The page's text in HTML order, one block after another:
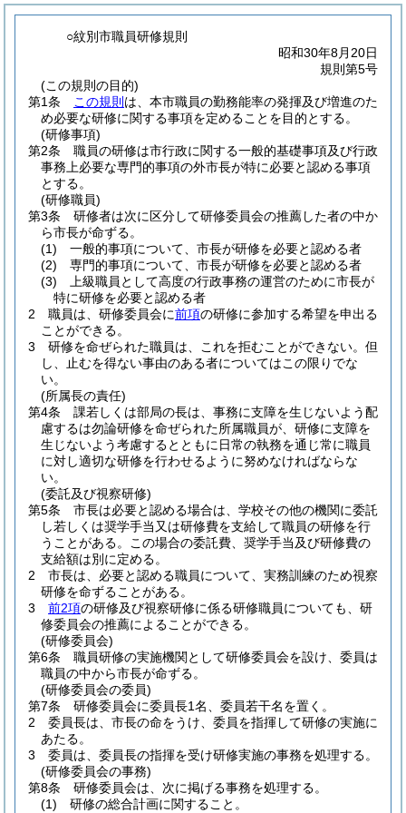
○紋別市職員研修規則
昭和30年8月20日
規則第5号
(この規則の目的)
第1条
この規則 は、本市職員の勤務能率の発揮及び増進のた
め必要な研修に関する事項を定めることを目的とする。
(研修事項)
第2条
職員の研修は市行政に関する一般的基礎事項及び行政
事務上必要な専門的事項の外市長が特に必要と認める事項
とする。
(研修職員)
第3条
研修者は次に区分して研修委員会の推薦した者の中か
ら市長が命ずる。
(1)
一般的事項について、市長が研修を必要と認める者
(2)
専門的事項について、市長が研修を必要と認める者
(3)
上級職員として高度の行政事務の運営のために市長が
特に研修を必要と認める者
2
職員は、研修委員会に前項の研修に参加する希望を申出る
ことができる。
3
研修を命ぜられた職員は、これを拒むことができない。 但
し、止むを得ない事由のある者についてはこの限りでな
い。
(所属長の責任)
第4条
課若しくは部局の長は、事務に支障を生じないよう配
慮するは勿論研修を命ぜられた所属職員が、研修に支障を
生じないよう考慮するとともに日常の執務を通じ常に職員
に対し適切な研修を行わせるように努めなければならな
い。
(委託及び視察研修)
第5条
市長は必要と認める場合は、学校その他の機関に委託
し若しくは奨学手当又は研修費を支給して職員の研修を行
うことがある。
この場合の委託費、奨学手当及び研修費の
支給額は別に定める。
2
市長は、必要と認める職員について、実務訓練のため視察
研修を命ずることがある。
3
前2項の研修及び視察研修に係る研修職員についても、研
修委員会の推薦によることができる。
(研修委員会)
第6条
職員研修の実施機関として研修委員会を設け、委員は
職員の中から市長が命ずる。
(研修委員会の委員)
第7条
研修委員会に委員長1名、委員若干名を置く。
2
委員長は、市長の命をうけ、委員を指揮して研修の実施に
あたる。
3
委員は、委員長の指揮を受け研修実施の事務を処理する。
(研修委員会の事務)
第8条
研修委員会は、次に掲げる事務を処理する。
(1)
研修の総合計画に関すること。